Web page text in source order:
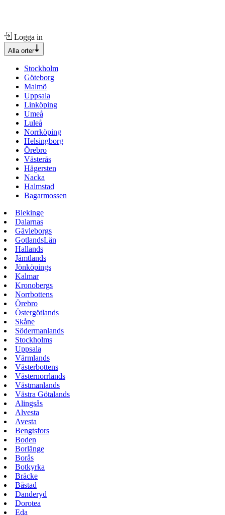
Logga in
Alla orter
Stockholm
Göteborg
Malmö
Uppsala
Linköping
Umeå
Luleå
Norrköping
Helsingborg
Örebro
Västerås
Hägersten
Nacka
Halmstad
Bagarmossen
Blekinge
Dalarnas
Gävleborgs
GotlandsLän
Hallands
Jämtlands
Jönköpings
Kalmar
Kronobergs
Norrbottens
Örebro
Östergötlands
Skåne
Södermanlands
Stockholms
Uppsala
Värmlands
Västerbottens
Västernorrlands
Västmanlands
Västra Götalands
Alingsås
Alvesta
Avesta
Bengtsfors
Boden
Borlänge
Borås
Botkyrka
Bräcke
Båstad
Danderyd
Dorotea
Eda